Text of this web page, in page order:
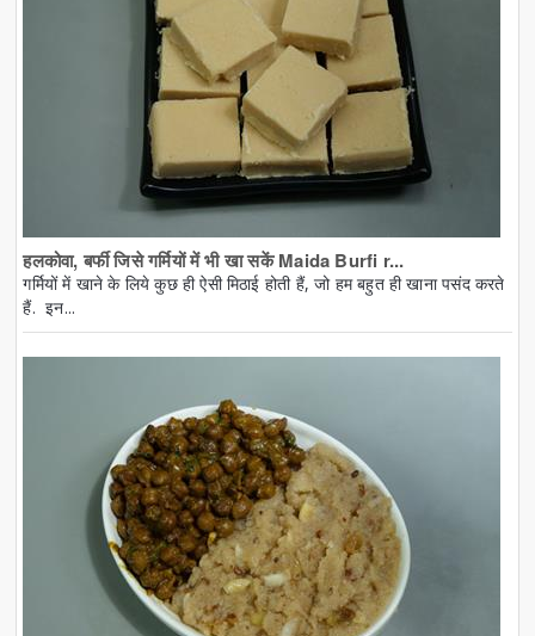
हलकोवा, बर्फी जिसे गर्मियों में भी खा सकें Maida Burfi r...
गर्मियों में खाने के लिये कुछ ही ऐसी मिठाई होती हैं, जो हम बहुत ही खाना पसंद करते
हैं. इन...